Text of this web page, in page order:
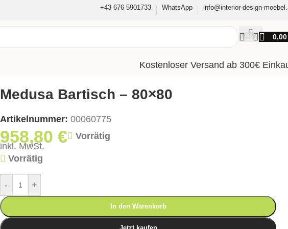
+43 676 5901733 WhatsApp info@interior-design-
Kostenloser Versand ab 300€
Medusa Bartisch – 80×80
Artikelnummer: 00060775
958,80 €
Vorrätig
inkl. MwSt.
Vorrätig
- +
In den Warenkorb
Jetzt kaufen